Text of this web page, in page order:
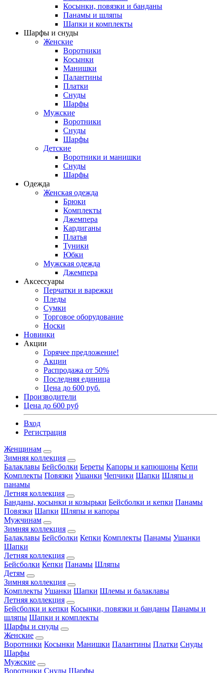
Косынки, повязки и банданы
Панамы и шляпы
Шапки и комплекты
Шарфы и снуды
Женские
Воротники
Косынки
Манишки
Палантины
Платки
Снуды
Шарфы
Мужские
Воротники
Снуды
Шарфы
Детские
Воротники и манишки
Снуды
Шарфы
Одежда
Женская одежда
Брюки
Комплекты
Джемпера
Кардиганы
Платья
Туники
Юбки
Мужская одежда
Джемпера
Аксессуары
Перчатки и варежки
Пледы
Сумки
Торговое оборудование
Носки
Новинки
Акции
Горячее предложение!
Акции
Распродажа от 50%
Последняя единица
Цена до 600 руб.
Производители
Цена до 600 руб
Вход
Регистрация
Женщинам
Зимняя коллекция
Балаклавы Бейсболки Береты Капоры и капюшоны Кепи
Комплекты Повязки Ушанки Чепчики Шапки Шляпы и
панамы
Летняя коллекция
Банданы, косынки и козырьки Бейсболки и кепки Панамы
Повязки Шапки Шляпы и капоры
Мужчинам
Зимняя коллекция
Балаклавы Бейсболки Кепки Комплекты Панамы Ушанки
Шапки
Летняя коллекция
Бейсболки Кепки Панамы Шляпы
Детям
Зимняя коллекция
Комплекты Ушанки Шапки Шлемы и балаклавы
Летняя коллекция
Бейсболки и кепки Косынки, повязки и банданы Панамы и
шляпы Шапки и комплекты
Шарфы и снуды
Женские
Воротники Косынки Манишки Палантины Платки Снуды
Шарфы
Мужские
Воротники Снуды Шарфы